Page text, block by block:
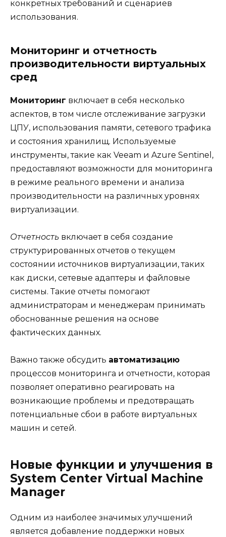
конкретных требований и сценариев
использования.
Мониторинг и отчетность
производительности виртуальных
сред
Мониторинг включает в себя несколько
аспектов, в том числе отслеживание загрузки
ЦПУ, использования памяти, сетевого трафика
и состояния хранилищ. Используемые
инструменты, такие как Veeam и Azure Sentinel,
предоставляют возможности для мониторинга
в режиме реального времени и анализа
производительности на различных уровнях
виртуализации.
Отчетность включает в себя создание
структурированных отчетов о текущем
состоянии источников виртуализации, таких
как диски, сетевые адаптеры и файловые
системы. Такие отчеты помогают
администраторам и менеджерам принимать
обоснованные решения на основе
фактических данных.
Важно также обсудить автоматизацию
процессов мониторинга и отчетности, которая
позволяет оперативно реагировать на
возникающие проблемы и предотвращать
потенциальные сбои в работе виртуальных
машин и сетей.
Новые функции и улучшения в
System Center Virtual Machine
Manager
Одним из наиболее значимых улучшений
является добавление поддержки новых